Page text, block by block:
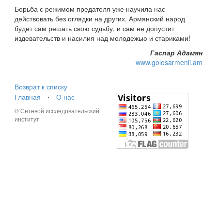
Борьба с режимом предателя уже научила нас
действовать без оглядки на других. Армянский народ
будет сам решать свою судьбу, и сам не допустит
издевательств и насилия над молодежью и стариками!
Гаспар Адамян
www.golosarmenii.am
Возврат к списку
Главная
⋅ О нас
© Сетевой исследовательский
институт